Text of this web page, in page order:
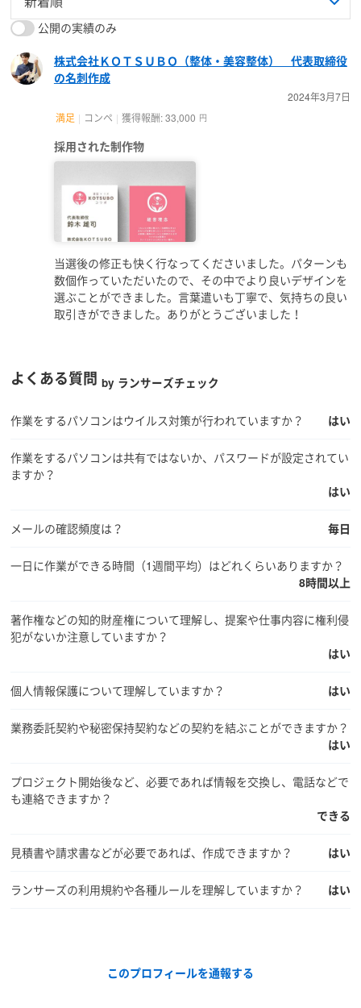
公開の実績のみ
株式会社ＫＯＴＳＵＢＯ（整体・美容整体） 代表取締役
の名刺作成
2024年3月7日
満足
コンペ 獲得報酬: 33,000 円
採用された制作物
当選後の修正も快く行なってくださいました。パターンも
数個作っていただいたので、その中でより良いデザインを
選ぶことができました。言葉遣いも丁寧で、気持ちの良い
取引きができました。ありがとうございました！
よくある質問by ランサーズチェック
作業をするパソコンはウイルス対策が行われていますか？ はい
作業をするパソコンは共有ではないか、パスワードが設定されてい
ますか？
はい
メールの確認頻度は？ 毎日
一日に作業ができる時間（1週間平均）はどれくらいありますか？
8時間以上
著作権などの知的財産権について理解し、提案や仕事内容に権利侵
犯がないか注意していますか？
はい
個人情報保護について理解していますか？ はい
業務委託契約や秘密保持契約などの契約を結ぶことができますか？
はい
プロジェクト開始後など、必要であれば情報を交換し、電話などで
も連絡できますか？
できる
見積書や請求書などが必要であれば、作成できますか？ はい
ランサーズの利用規約や各種ルールを理解していますか？ はい
このプロフィールを通報する